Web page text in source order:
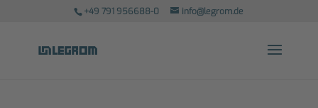
+49 791 956688-0 info@legrom.de